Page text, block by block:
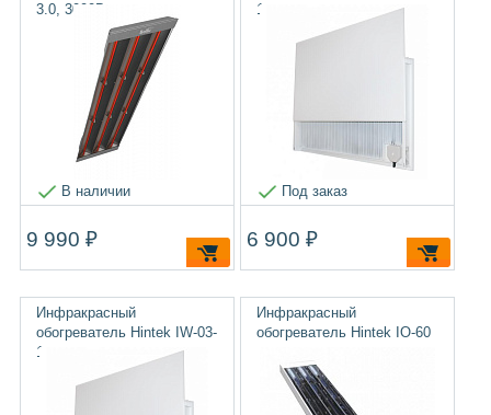
3.0, 3000Вт
В наличии
9 990 ₽
1
Под заказ
6 900 ₽
Инфракрасный
обогреватель Hintek IW-03-
1
Инфракрасный
обогреватель Hintek IO-60